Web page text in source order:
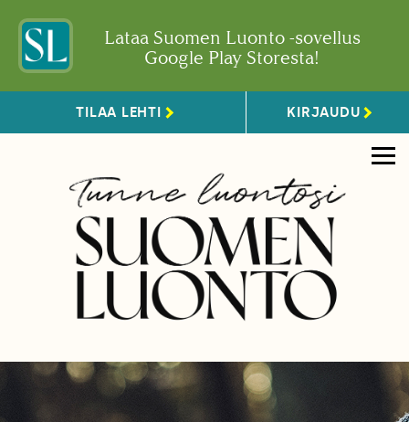
Lataa Suomen Luonto -sovellus
Google Play Storesta!
TILAA LEHTI KIRJAUDU